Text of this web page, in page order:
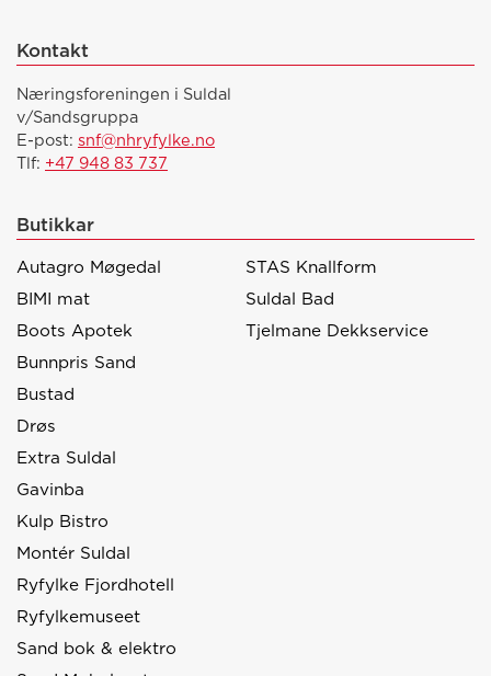
Kontakt
Næringsforeningen i Suldal
v/Sandsgruppa
E-post: snf@nhryfylke.no
Tlf: +47 948 83 737
Butikkar
Autagro Møgedal
BIMI mat
Boots Apotek
Bunnpris Sand
Bustad
Drøs
Extra Suldal
Gavinba
Kulp Bistro
Montér Suldal
Ryfylke Fjordhotell
Ryfylkemuseet
Sand bok & elektro
STAS Knallform
Suldal Bad
Tjelmane Dekkservice